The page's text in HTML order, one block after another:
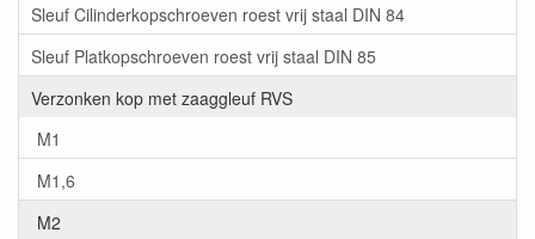
Sleuf Cilinderkopschroeven roest vrij staal DIN 84
Sleuf Platkopschroeven roest vrij staal DIN 85
Verzonken kop met zaaggleuf RVS
M1
M1,6
M2